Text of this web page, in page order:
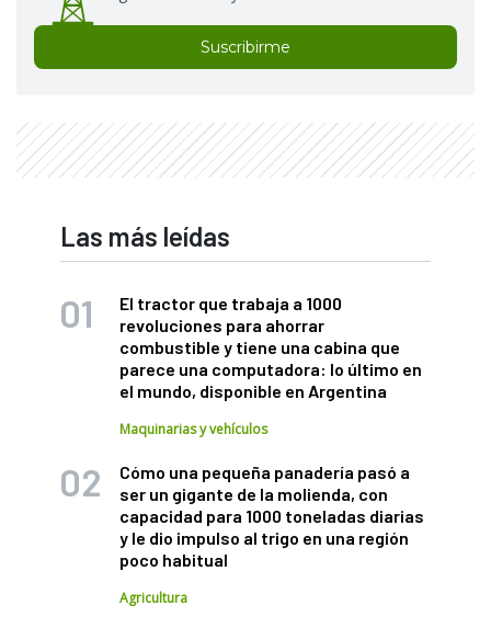
Suscribirme
Las más leídas
El tractor que trabaja a 1000
revoluciones para ahorrar
combustible y tiene una cabina que
parece una computadora: lo último en
el mundo, disponible en Argentina
Maquinarias y vehículos
Cómo una pequeña panadería pasó a
ser un gigante de la molienda, con
capacidad para 1000 toneladas diarias
y le dio impulso al trigo en una región
poco habitual
Agricultura